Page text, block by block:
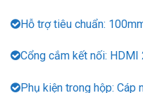
Hỗ trợ tiêu chuẩn:
Cổng cắm kết nối:
Phụ kiện trong hộp: Cáp